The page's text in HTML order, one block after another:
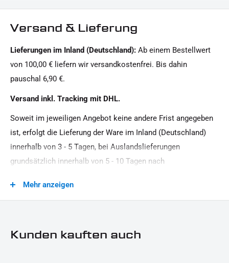
Schrauben-Kopfhülsen
Versand & Lieferung
Lieferungen im Inland (Deutschland): Ab einem Bestellwert
von 100,00 € liefern wir versandkostenfrei. Bis dahin
pauschal 6,90 €.
Versand inkl. Tracking mit DHL.
Soweit im jeweiligen Angebot keine andere Frist angegeben
ist, erfolgt die Lieferung der Ware im Inland (Deutschland)
innerhalb von 3 - 5 Tagen, bei Auslandslieferungen
grundsätzlich innerhalb von 5 - 10 Tagen nach
Zeitpunkt Ihrer Zahlungsanweisung).Beachten Sie, dass an
Mehr anzeigen
Kunden kauften auch